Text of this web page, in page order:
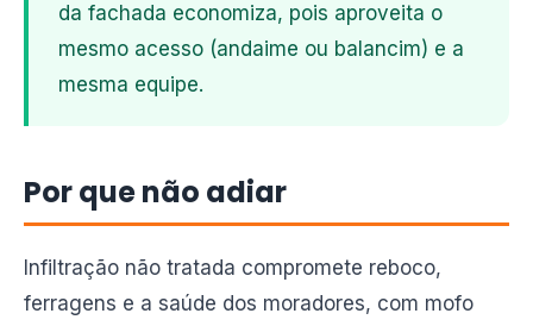
da fachada economiza, pois aproveita o
mesmo acesso (andaime ou balancim) e a
mesma equipe.
Por que não adiar
Infiltração não tratada compromete reboco,
ferragens e a saúde dos moradores, com mofo